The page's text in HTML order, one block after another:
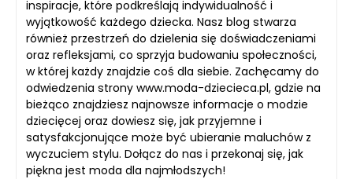
inspiracje, które podkreślają indywidualność i
wyjątkowość każdego dziecka. Nasz blog stwarza
również przestrzeń do dzielenia się doświadczeniami
oraz refleksjami, co sprzyja budowaniu społeczności,
w której każdy znajdzie coś dla siebie. Zachęcamy do
odwiedzenia strony www.moda-dziecieca.pl, gdzie na
bieżąco znajdziesz najnowsze informacje o modzie
dziecięcej oraz dowiesz się, jak przyjemne i
satysfakcjonujące może być ubieranie maluchów z
wyczuciem stylu. Dołącz do nas i przekonaj się, jak
piękna jest moda dla najmłodszych!